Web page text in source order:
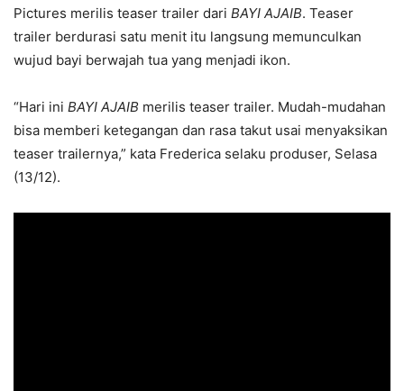
Pictures merilis teaser trailer dari BAYI AJAIB. Teaser
trailer berdurasi satu menit itu langsung memunculkan
wujud bayi berwajah tua yang menjadi ikon.
“Hari ini BAYI AJAIB merilis teaser trailer. Mudah-mudahan
bisa memberi ketegangan dan rasa takut usai menyaksikan
teaser trailernya,” kata Frederica selaku produser, Selasa
(13/12).